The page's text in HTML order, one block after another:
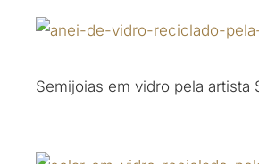
Semijoias em vidro pela artista